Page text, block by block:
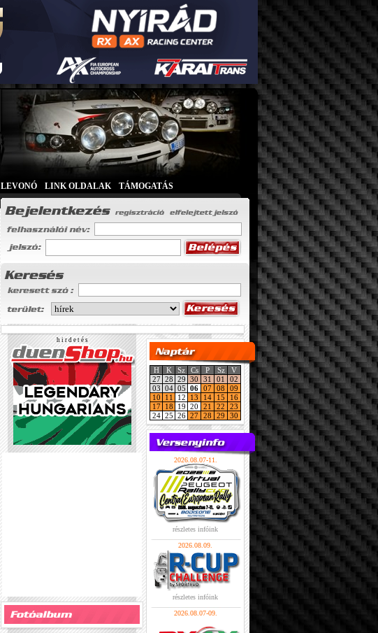
LEVONÓ LINK OLDALAK TÁMOGATÁS
h i r d e t é s
H K Sz Cs P Sz
V
27 28 29 30 31 01
02
03 04 05 06 07 08
09
10
11 12 13 14 15
16
17
18 19 20 21 22
23
24 25 26 27 28 29 30
2026.08.07-11.
részletes infóink
2026.08.09.
részletes infóink
2026.08.07-09.